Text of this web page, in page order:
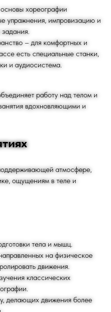
хореографии
упражнения, импровизацию и
– для комфортных и
есть специальные станки,
и аудиосистема.
работу над телом и
вдохновляющими и
атмосфере,
ощущениям в теле и
тела и мышц.
на физическое
движения.
классических
делающих движения более